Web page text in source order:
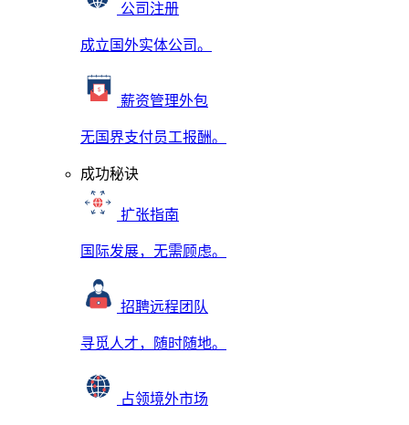
公司注册
成立国外实体公司。
薪资管理外包
无国界支付员工报酬。
成功秘诀
扩张指南
国际发展，无需顾虑。
招聘远程团队
寻觅人才，随时随地。
占领境外市场